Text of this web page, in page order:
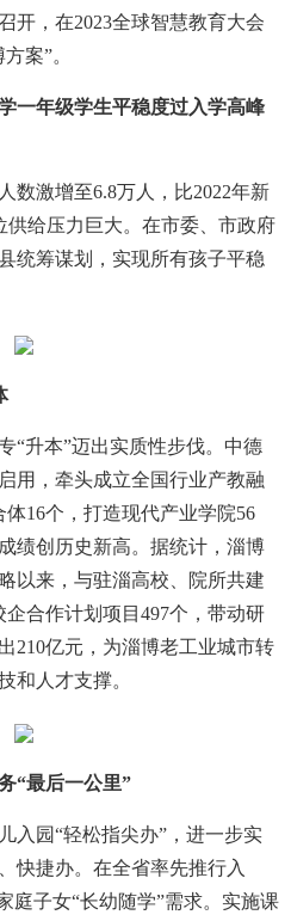
开，在2023全球智慧教育大会
案”。
年级学生平稳度过入学高峰
激增至6.8万人，比2022年新
供给压力巨大。在市委、市政府
统筹谋划，实现所有孩子平稳
升本”迈出实质性步伐。中德
用，牵头成立全国行业产教融
16个，打造现代产业学院56
绩创历史新高。据统计，淄博
以来，与驻淄高校、院所共建
合作计划项目497个，带动研
210亿元，为淄博老工业城市转
和人才支撑。
最后一公里”
园“轻松指尖办”，进一步实
快捷办。在全省率先推行入
庭子女“长幼随学”需求。实施课